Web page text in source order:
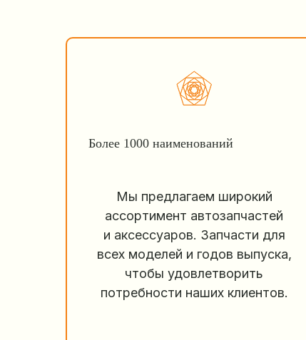
Более 1000 наименований
Мы предлагаем широкий
ассортимент автозапчастей
и аксессуаров. Запчасти для
всех моделей и годов выпуска,
чтобы удовлетворить
потребности наших клиентов.